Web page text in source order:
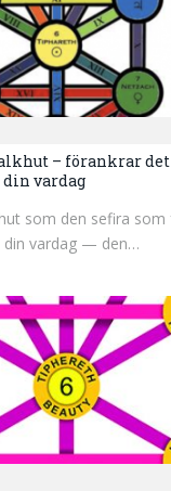
– förankrar det
vardag
som den sefira som
din vardag — den…